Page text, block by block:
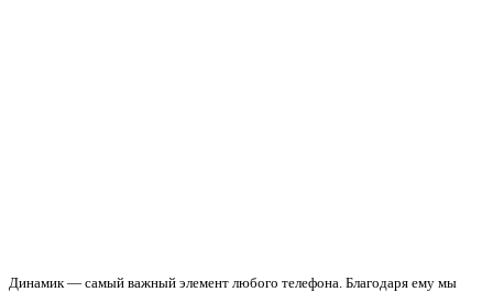
Динамик — самый важный элемент любого телефона. Благодаря ему мы